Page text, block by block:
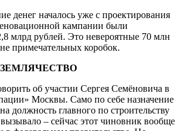
денег началось уже с проектирования
кампании были
млрд рублей. Это невероятные 70 млн
примечательных коробок.
об участии Сергея Семёновича в
Москвы. Само по себе назначение
должность главного по строительству
– сейчас этот чиновник вообще